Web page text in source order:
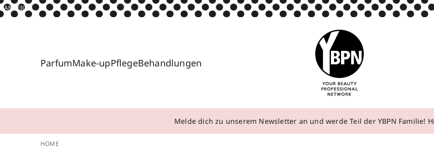
ANZEIGE
ParfumMake-upPflegeBehandlungen
Melde dich zu unserem Newsletter an und werde Teil der YBPN Familie!
HOME